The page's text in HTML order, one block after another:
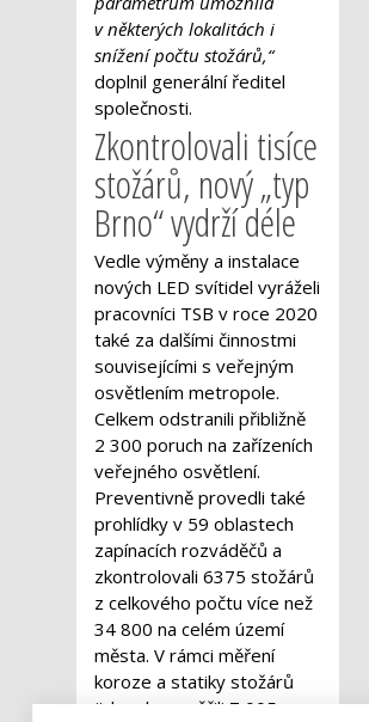
v některých lokalitách i
snížení počtu stožárů,“
doplnil generální ředitel
společnosti.
Zkontrolovali tisíce
stožárů, nový „typ
Brno“ vydrží déle
Vedle výměny a instalace
nových LED svítidel vyráželi
pracovníci TSB v roce 2020
také za dalšími činnostmi
souvisejícími s veřejným
osvětlením metropole.
Celkem odstranili přibližně
2 300 poruch na zařízeních
veřejného osvětlení.
Preventivně provedli také
prohlídky v 59 oblastech
zapínacích rozváděčů a
zkontrolovali 6375 stožárů
z celkového počtu více než
34 800 na celém území
města. V rámci měření
koroze a statiky stožárů
jich pak prověřili 7 005.